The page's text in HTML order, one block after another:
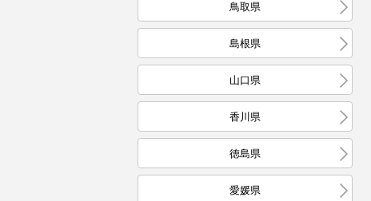
鳥取県
島根県
山口県
香川県
徳島県
愛媛県